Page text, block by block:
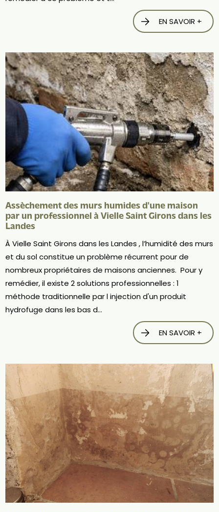
EN SAVOIR +
Assèchement des murs humides d'une maison
par un professionnel à Vielle Saint Girons dans les
Landes
À Vielle Saint Girons dans les Landes , l’humidité des murs
et du sol constitue un problème récurrent pour de
nombreux propriétaires de maisons anciennes. Pour y
remédier, il existe 2 solutions professionnelles : 1
méthode traditionnelle par l injection d'un produit
hydrofuge dans les bas d...
EN SAVOIR +